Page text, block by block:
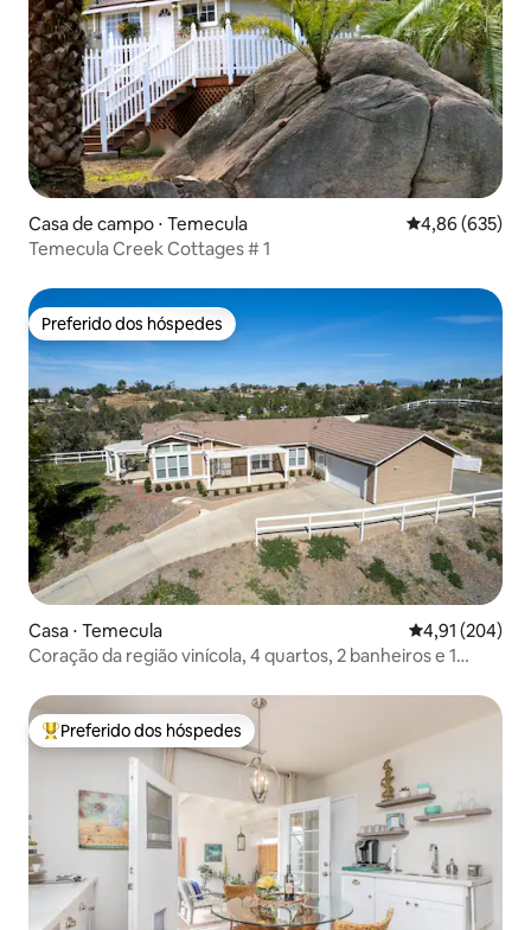
Casa de campo ⋅ Temecula 4,86 de uma
4,86 (635)
Temecula Creek Cottages # 1
Preferido dos hóspedes
Preferido dos hóspedes
Casa ⋅ Temecula 4,91 de uma
4,91 (204)
Coração da região vinícola, 4 quartos, 2 banheiros e 1
Entre os melhores preferidos dos hóspedes
Preferido dos hóspedes